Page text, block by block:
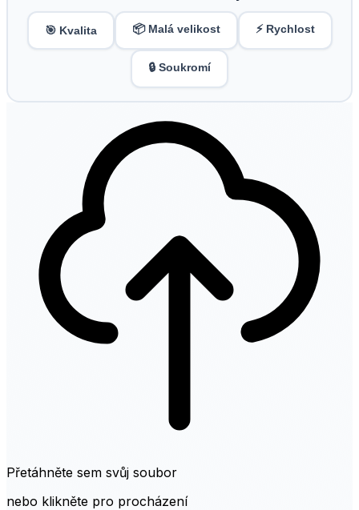
🎯 Kvalita 📦 Malá velikost ⚡ Rychlost
🔒 Soukromí
Přetáhněte sem svůj soubor
nebo klikněte pro procházení